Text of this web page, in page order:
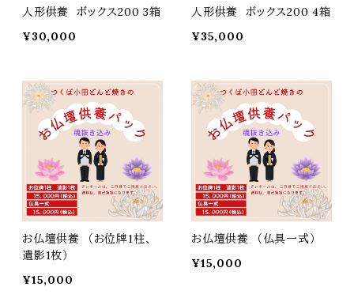
人形供養 ボックス200 3箱
¥30,000
人形供養 ボックス200 4箱
¥35,000
お仏壇供養 （お位牌1柱、
遺影1枚）
¥15,000
お仏壇供養 （仏具一式）
¥15,000